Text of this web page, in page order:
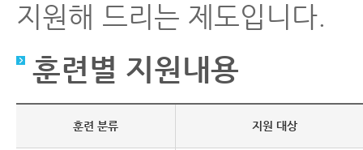
지원해 드리는 제도입니다.
훈련별 지원내용
훈련 분류 지원 대상